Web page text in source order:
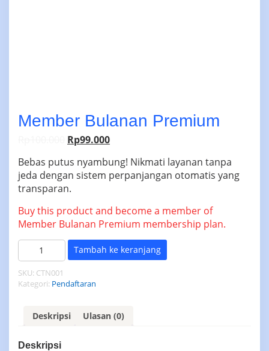
Member Bulanan Premium
Harga
adalah:
Rp100.000.
Rp99.000Harga
ini
adalah:
Bebas putus nyambung! Nikmati layanan tanpa
jeda dengan sistem perpanjangan otomatis yang
transparan.
Buy this product and become a member of
Member Bulanan Premium membership plan.
Kuantitas
Member
Bulanan
Premium
Tambah ke keranjang
SKU: CTN001
Kategori: Pendaftaran
Deskripsi Ulasan (0)
Deskripsi